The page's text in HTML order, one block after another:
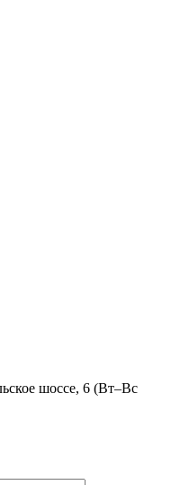
шоссе, 6 (Вт–Вс